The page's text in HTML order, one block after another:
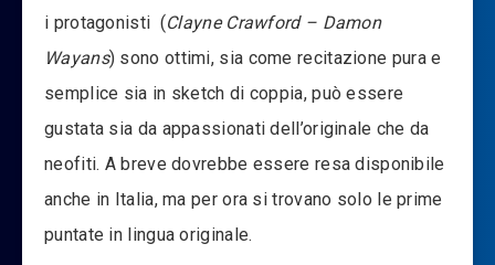
i protagonisti (Clayne Crawford – Damon
Wayans) sono ottimi, sia come recitazione pura e
semplice sia in sketch di coppia, può essere
gustata sia da appassionati dell’originale che da
neofiti. A breve dovrebbe essere resa disponibile
anche in Italia, ma per ora si trovano solo le prime
puntate in lingua originale.